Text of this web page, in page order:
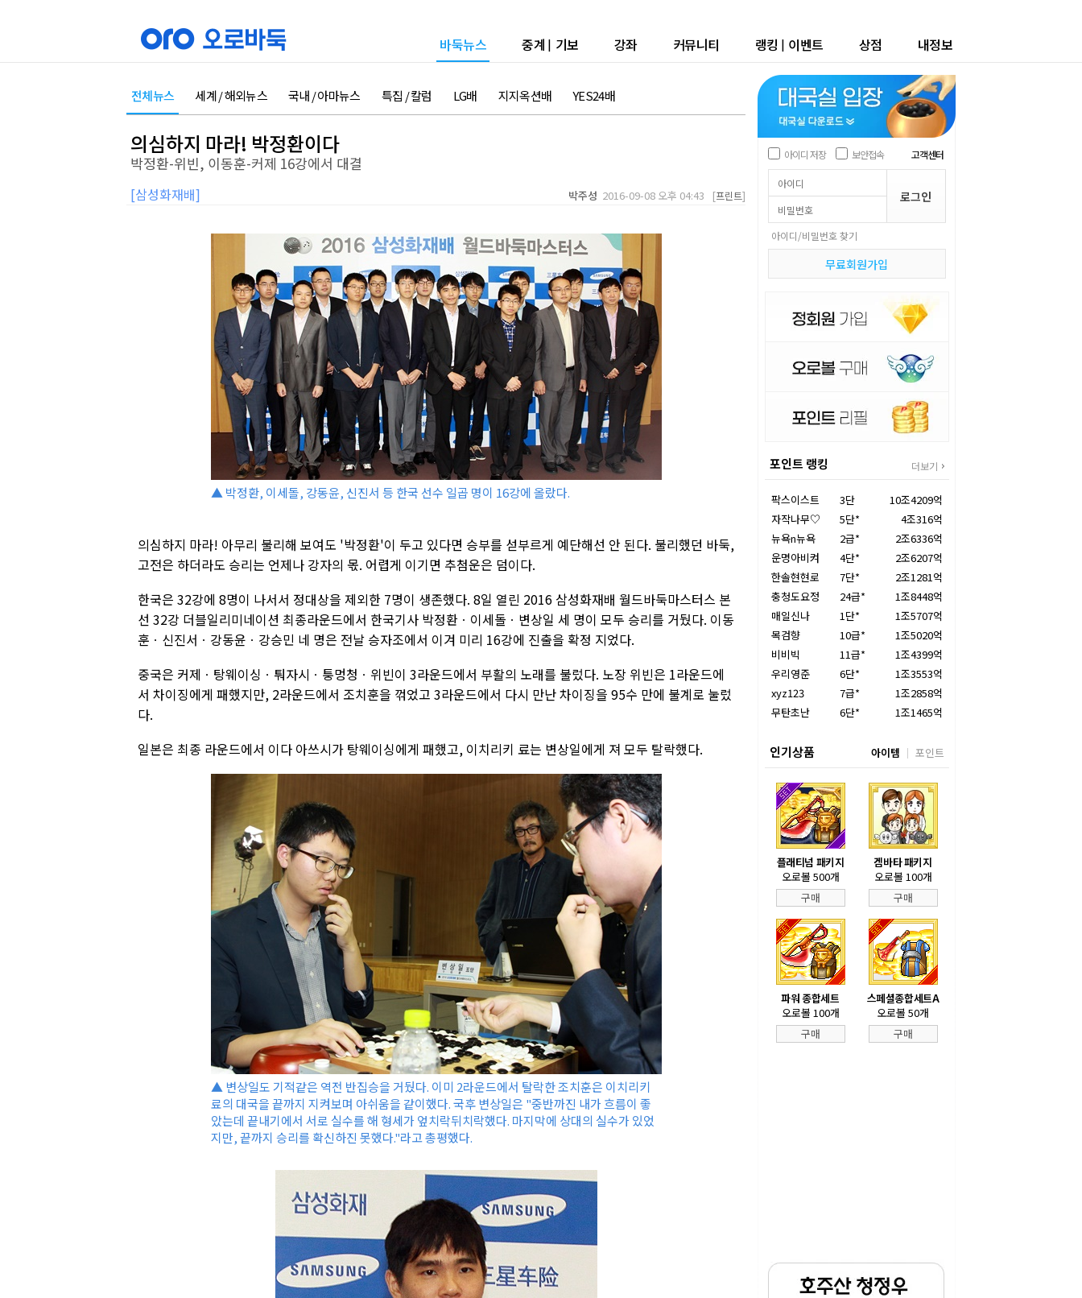
바둑뉴스 중계 | 기보 강좌 커뮤니티 랭킹 | 이벤트 상점 내정보
전체뉴스 세계 / 해외뉴스 국내 / 아마뉴스 특집 / 칼럼 LG배 지지옥션배 YES24배
의심하지 마라! 박정환이다
박정환-위빈, 이동훈-커제 16강에서 대결
[삼성화재배] 박주성 2016-09-08 오후 04:43 [프린트]
▲ 박정환, 이세돌, 강동윤, 신진서 등 한국 선수 일곱 명이 16강에 올랐다.
의심하지 마라! 아무리 불리해 보여도 '박정환'이 두고 있다면 승부를 섣부르게 예단해선 안 된다. 불리했던 바둑,
고전은 하더라도 승리는 언제나 강자의 몫. 어렵게 이기면 추첨운은 덤이다.
한국은 32강에 8명이 나서서 정대상을 제외한 7명이 생존했다. 8일 열린 2016 삼성화재배 월드바둑마스터스 본
선 32강 더블일리미네이션 최종라운드에서 한국기사 박정환ㆍ이세돌ㆍ변상일 세 명이 모두 승리를 거뒀다. 이동
훈ㆍ신진서ㆍ강동윤ㆍ강승민 네 명은 전날 승자조에서 이겨 미리 16강에 진출을 확정 지었다.
중국은 커제ㆍ탕웨이싱ㆍ퉈자시ㆍ퉁멍청ㆍ위빈이 3라운드에서 부활의 노래를 불렀다. 노장 위빈은 1라운드에
서 차이징에게 패했지만, 2라운드에서 조치훈을 꺾었고 3라운드에서 다시 만난 차이징을 95수 만에 불계로 눌렀
다.
일본은 최종 라운드에서 이다 아쓰시가 탕웨이싱에게 패했고, 이치리키 료는 변상일에게 져 모두 탈락했다.
▲ 변상일도 기적같은 역전 반집승을 거뒀다. 이미 2라운드에서 탈락한 조치훈은 이치리키
료의 대국을 끝까지 지켜보며 아쉬움을 같이했다. 국후 변상일은 "중반까진 내가 흐름이 좋
았는데 끝내기에서 서로 실수를 해 형세가 엎치락뒤치락했다. 마지막에 상대의 실수가 있었
지만, 끝까지 승리를 확신하진 못했다."라고 총평했다.
아이디 저장 보안접속 고객센터
아이디/비밀번호 찾기
무료회원가입
포인트 랭킹 더보기
팍스이스트 3단
10조4209억
자작나무♡
5단*
4조316억
뉴욕n뉴욕
2급*
2조6336억
운명아비켜
4단*
2조6207억
한솔현현로
7단*
2조1281억
충청도요정
24급*
1조8448억
매일신나
1단*
1조5707억
목검향
10급*
1조5020억
비비빅
11급*
1조4399억
우리영준
6단*
1조3553억
xyz123
7급*
1조2858억
무탄초난
6단* 1조1465억
인기상품 아이템 포인트
플래티넘 패키지
오로볼 500개
구매
겜바타 패키지
오로볼 100개
구매
파워 종합세트
오로볼 100개
구매
스페셜종합세트A
오로볼 50개
구매